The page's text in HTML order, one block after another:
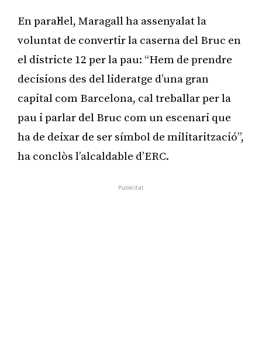
En paral·lel, Maragall ha assenyalat la
voluntat de convertir la caserna del Bruc en
el districte 12 per la pau: “Hem de prendre
decisions des del lideratge d’una gran
capital com Barcelona, cal treballar per la
pau i parlar del Bruc com un escenari que
ha de deixar de ser símbol de militarització”,
ha conclòs l’alcaldable d’ERC.
Publicitat